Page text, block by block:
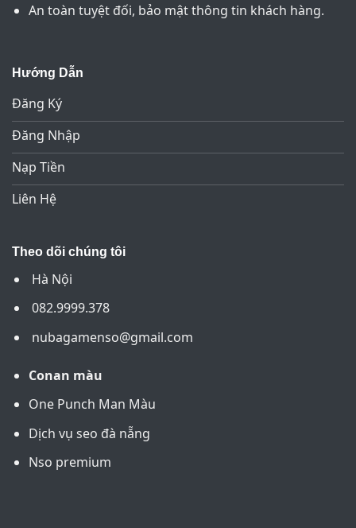
An toàn tuyệt đối, bảo mật thông tin khách hàng.
Hướng Dẫn
Đăng Ký
Đăng Nhập
Nạp Tiền
Liên Hệ
Theo dõi chúng tôi
Hà Nội
082.9999.378
nubagamenso@gmail.com
Conan màu
One Punch Man Màu
Dịch vụ seo đà nẵng
Nso premium